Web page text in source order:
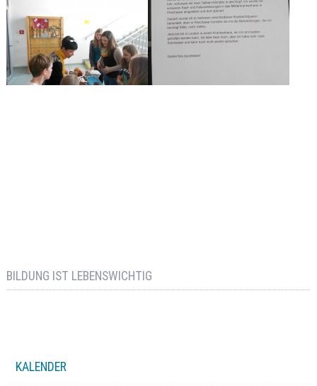
BILDUNG IST LEBENSWICHTIG
KALENDER